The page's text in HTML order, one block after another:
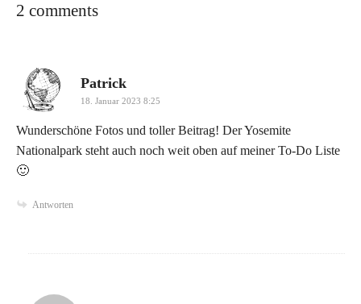
2 comments
Patricksays:
18. Januar 2023 8:25
Wunderschöne Fotos und toller Beitrag! Der Yosemite
Nationalpark steht auch noch weit oben auf meiner To-Do Liste
🙂
Antworten